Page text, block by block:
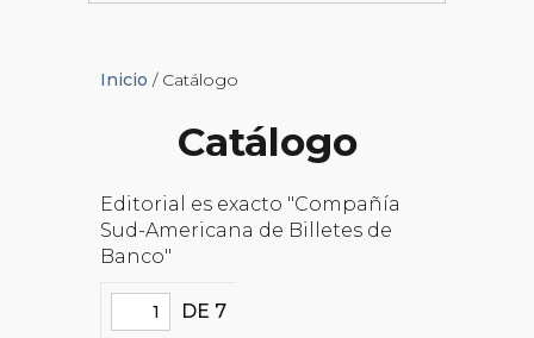
Inicio / Catálogo
Catálogo
Editorial es exacto "Compañía
Sud-Americana de Billetes de
Banco"
DE 7